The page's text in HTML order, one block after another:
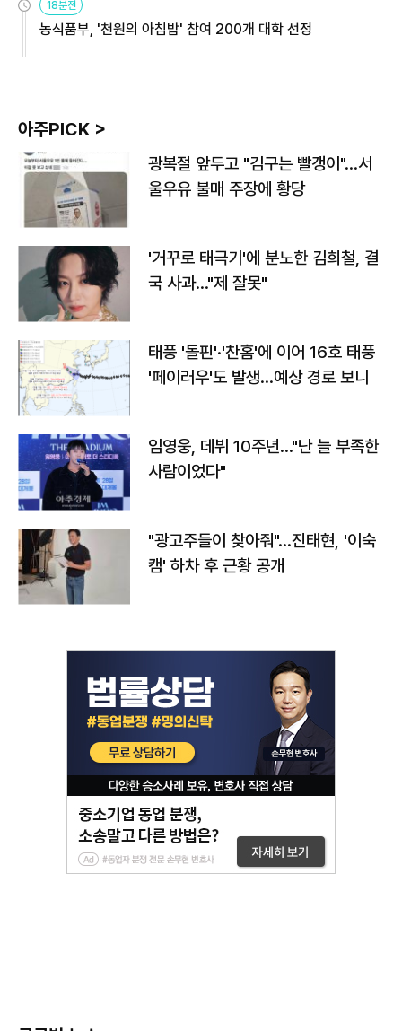
18분전
농식품부, '천원의 아침밥' 참여 200개 대학 선정
아주PICK >
광복절 앞두고 "김구는 빨갱이"…서
울우유 불매 주장에 황당
'거꾸로 태극기'에 분노한 김희철, 결
국 사과…"제 잘못"
태풍 '돌핀'·'찬홈'에 이어 16호 태풍
'페이러우'도 발생…예상 경로 보니
임영웅, 데뷔 10주년…"난 늘 부족한
사람이었다"
"광고주들이 찾아줘"…진태현, '이숙
캠' 하차 후 근황 공개